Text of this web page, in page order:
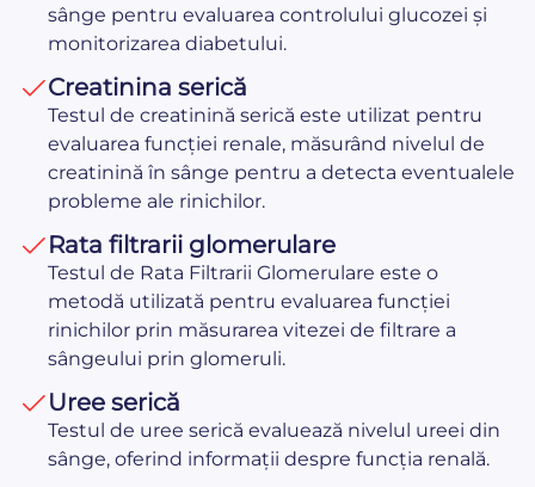
sânge pentru evaluarea controlului glucozei și
monitorizarea diabetului.
Creatinina serică
Testul de creatinină serică este utilizat pentru
evaluarea funcției renale, măsurând nivelul de
creatinină în sânge pentru a detecta eventualele
probleme ale rinichilor.
Rata filtrarii glomerulare
Testul de Rata Filtrarii Glomerulare este o
metodă utilizată pentru evaluarea funcției
rinichilor prin măsurarea vitezei de filtrare a
sângeului prin glomeruli.
Uree serică
Testul de uree serică evaluează nivelul ureei din
sânge, oferind informații despre funcția renală.